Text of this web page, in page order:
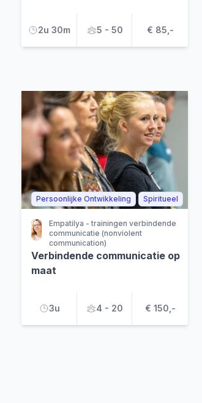
2u 30m 5 - 50 € 85,-
Persoonlijke Ontwikkeling Spiritueel
Empatilya - trainingen verbindende
communicatie (nonviolent
communication)
Verbindende communicatie op
maat
3u 4 - 20 € 150,-